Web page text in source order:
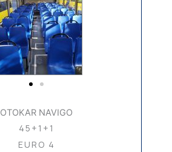
OTOKAR NAVIGO
45+1+1
EURO 4